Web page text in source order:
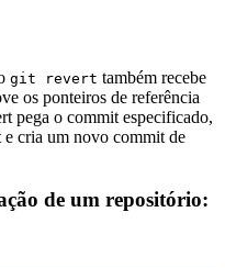
git revert também recebe
os ponteiros de referência
pega o commit especificado,
e cria um novo commit de
de um repositório: